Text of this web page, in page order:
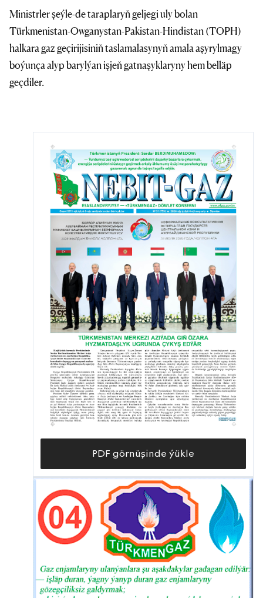
Ministrler şeýle-de taraplaryň geljegi uly bolan
Türkmenistan-Owganystan-Pakistan-Hindistan (TOPH)
halkara gaz geçirijisiniň taslamalasynyň amala aşyrylmagy
boýunça alyp barylýan işjeň gatnaşyklaryny hem belläp
geçdiler.
PDF görnüşinde ýükle